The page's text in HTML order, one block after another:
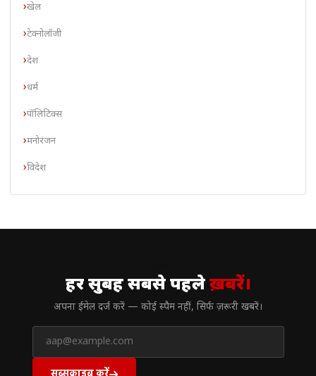
खेल
टेक्नोलॉजी
देश
धर्म
पॉलिटिक्स
मनोरंजन
विदेश
हर सुबह सबसे पहलेख़बरें।
अपना ईमेल दर्ज करें — कोई स्पैम नहीं, सिर्फ ज़रूरी खबरें।
सब्सक्राइब करें